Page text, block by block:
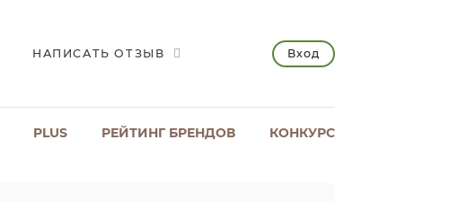
НАПИСАТЬ ОТЗЫВ Вход
PLUS РЕЙТИНГ БРЕНДОВ КОНКУРС